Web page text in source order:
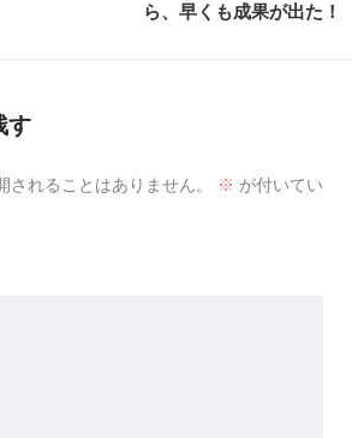
ら、早くも成果が出た！
す
されることはありません。 ※ が付いてい